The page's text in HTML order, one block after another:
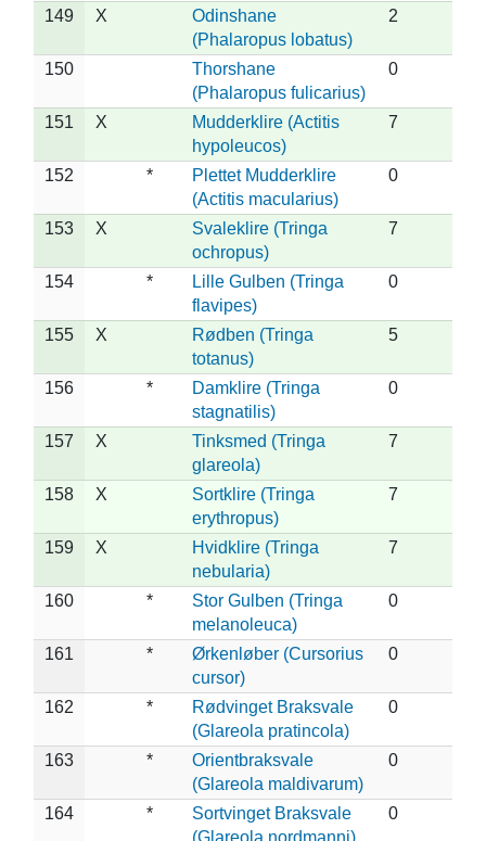
149 X
Odinshane
(Phalaropus lobatus)
2
150
Thorshane
(Phalaropus fulicarius)
0
151 X
Mudderklire (Actitis
hypoleucos)
7
152 *
Plettet Mudderklire
(Actitis macularius)
0
153 X
Svaleklire (Tringa
ochropus)
7
154 *
Lille Gulben (Tringa
flavipes)
0
155 X
Rødben (Tringa
totanus)
5
156 *
Damklire (Tringa
stagnatilis)
0
157 X
Tinksmed (Tringa
glareola)
7
158 X
Sortklire (Tringa
erythropus)
7
159 X
Hvidklire (Tringa
nebularia)
7
160 *
Stor Gulben (Tringa
melanoleuca)
0
161 *
Ørkenløber (Cursorius
cursor)
0
162 *
Rødvinget Braksvale
(Glareola pratincola)
0
163 *
Orientbraksvale
(Glareola maldivarum)
0
164 *
Sortvinget Braksvale
(Glareola nordmanni)
0